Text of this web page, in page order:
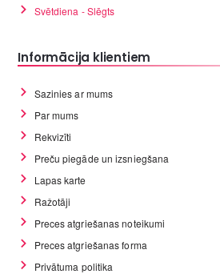
Svētdiena - Slēgts
Informācija klientiem
Sazinies ar mums
Par mums
Rekvizīti
Preču piegāde un izsniegšana
Lapas karte
Ražotāji
Preces atgriešanas noteikumi
Preces atgriešanas forma
Privātuma politika